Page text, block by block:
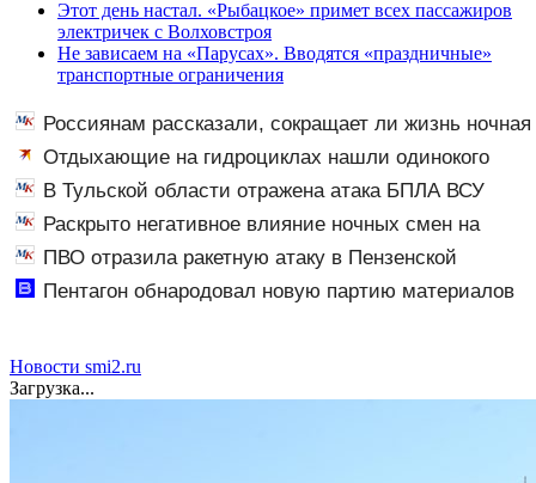
Этот день настал. «Рыбацкое» примет всех пассажиров
электричек с Волховстроя
Не зависаем на «Парусах». Вводятся «праздничные»
транспортные ограничения
Россиянам рассказали, сокращает ли жизнь ночная
работа
Отдыхающие на гидроциклах нашли одинокого
испуганного мальчика на лодке: он рассказал, что его
папа нырнул и пропал
В Тульской области отражена атака БПЛА ВСУ
Раскрыто негативное влияние ночных смен на
организм человека
ПВО отразила ракетную атаку в Пензенской
области
Пентагон обнародовал новую партию материалов
Новости smi2.ru
Загрузка...